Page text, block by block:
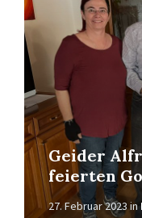
Geider
feierten
27. Februar 2023in